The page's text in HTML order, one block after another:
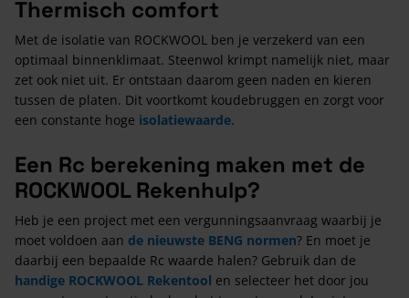
Thermisch comfort
Met de isolatie van ROCKWOOL ben je verzekerd van een
optimaal binnenklimaat. Steenwol krimpt namelijk niet, maar
zet ook niet uit. Er ontstaan daarom geen naden en kieren
tussen de platen. Dit voortkomt koudebruggen en zorgt voor
een constante hoge isolatiewaarde.
Een Rc berekening maken met de
ROCKWOOL Rekenhulp?
Heb je een project met een vergunningsaanvraag waarbij je
moet voldoen aan de nieuwste BENG normen? En moet je
daarbij een bepaalde Rc waarde halen? Gebruik dan de
handige ROCKWOOL Rekentool en selecteer het door jou